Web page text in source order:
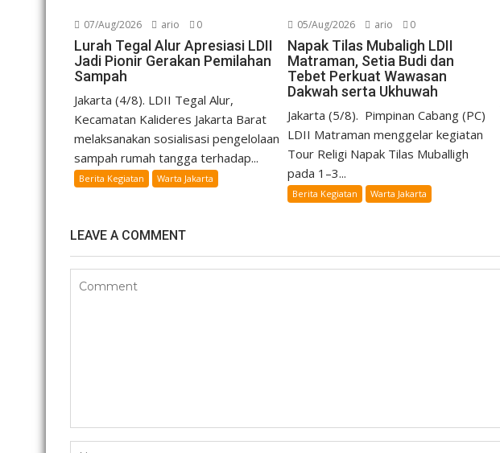
07/Aug/2026 ario 0
Lurah Tegal Alur Apresiasi LDII
Jadi Pionir Gerakan Pemilahan
Sampah
Jakarta (4/8). LDII Tegal Alur,
Kecamatan Kalideres Jakarta Barat
melaksanakan sosialisasi pengelolaan
sampah rumah tangga terhadap...
Berita Kegiatan Warta Jakarta
05/Aug/2026 ario 0
Napak Tilas Mubaligh LDII
Matraman, Setia Budi dan
Tebet Perkuat Wawasan
Dakwah serta Ukhuwah
Jakarta (5/8). Pimpinan Cabang (PC)
LDII Matraman menggelar kegiatan
Tour Religi Napak Tilas Muballigh
pada 1–3...
Berita Kegiatan Warta Jakarta
LEAVE A COMMENT